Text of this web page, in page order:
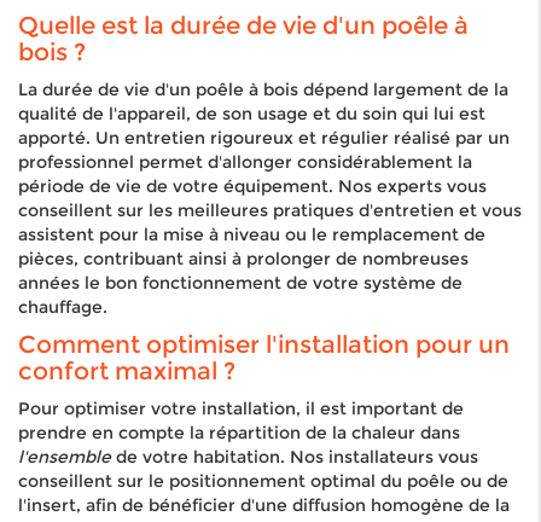
Quelle est la durée de vie d'un poêle à
bois ?
La durée de vie d'un poêle à bois dépend largement de la
qualité de l'appareil, de son usage et du soin qui lui est
apporté. Un entretien rigoureux et régulier réalisé par un
professionnel permet d'allonger considérablement la
période de vie de votre équipement. Nos experts vous
conseillent sur les meilleures pratiques d'entretien et vous
assistent pour la mise à niveau ou le remplacement de
pièces, contribuant ainsi à prolonger de nombreuses
années le bon fonctionnement de votre système de
chauffage.
Comment optimiser l'installation pour un
confort maximal ?
Pour optimiser votre installation, il est important de
prendre en compte la répartition de la chaleur dans
l'ensemblede votre habitation. Nos installateurs vous
conseillent sur le positionnement optimal du poêle ou de
l'insert, afin de bénéficier d'une diffusion homogène de la